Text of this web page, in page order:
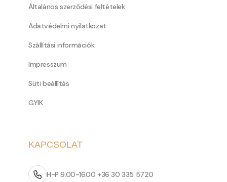
Általános szerződési feltételek
Adatvédelmi nyilatkozat
Szállítási információk
Impresszum
Süti beállítás
GYIK
KAPCSOLAT
H-P 9.00-16.00 +36 30 335 5720